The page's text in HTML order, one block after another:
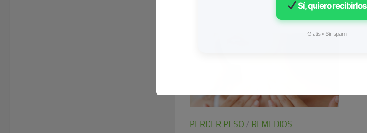
PERDER PESO / REMEDIOS
Sí, quiero recibirlos
Gratis • Sin spam